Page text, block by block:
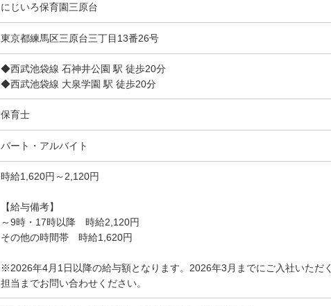
にじいろ保育園三原台
東京都練馬区三原台三丁目13番26号
◆西武池袋線 石神井公園 駅 徒歩20分
◆西武池袋線 大泉学園 駅 徒歩20分
保育士
パート・アルバイト
時給1,620円～2,120円
【給与備考】
～9時・17時以降 時給2,120円
その他の時間帯 時給1,620円
※2026年4月1日以降の給与額となります。2026年3月までにご入社いただ
担当までお問い合わせください。